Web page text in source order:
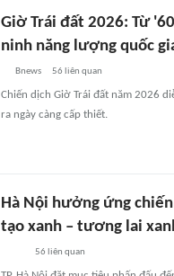
Giờ Trái đất 2026: Từ
ninh năng lượng quốc
Bnews 56 liên quan
Chiến dịch Giờ Trái đất năm 2026
ra ngày càng cấp thiết.
Hà Nội hưởng ứng
tạo xanh – tương lai
56 liên quan